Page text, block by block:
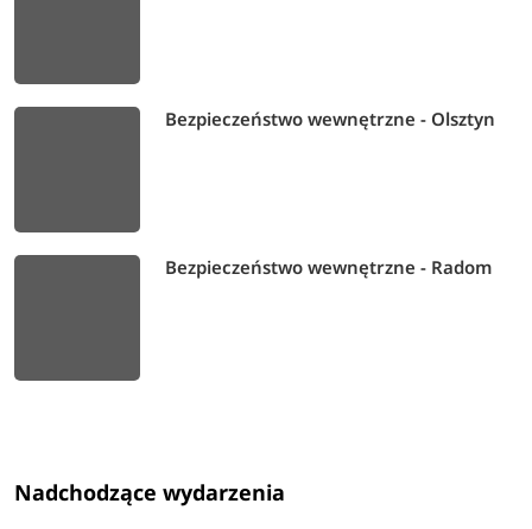
Bezpieczeństwo wewnętrzne - Olsztyn
Bezpieczeństwo wewnętrzne - Radom
Nadchodzące wydarzenia